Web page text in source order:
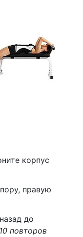
корпус
правую
до
10 повторов